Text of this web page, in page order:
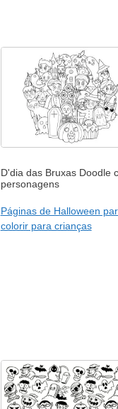
D'dia das Bruxas Doodle
personagens
Páginas de Halloween
colorir para crianças